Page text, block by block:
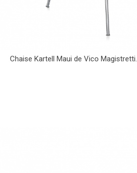
Chaise Kartell Maui de Vico Magistretti.